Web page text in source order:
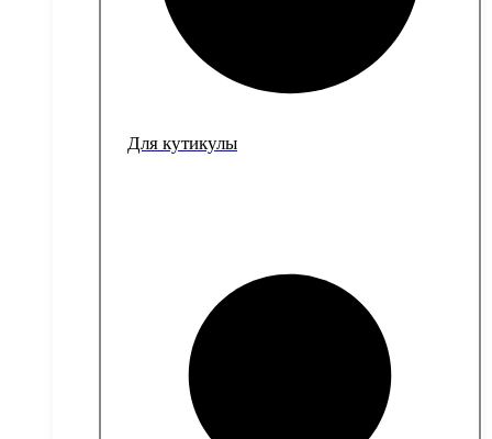
Для кутикулы